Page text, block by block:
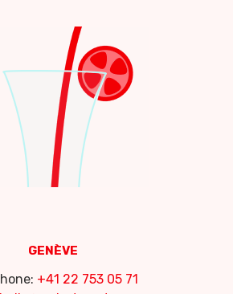
GENÈVE
+41 22 753 05 71